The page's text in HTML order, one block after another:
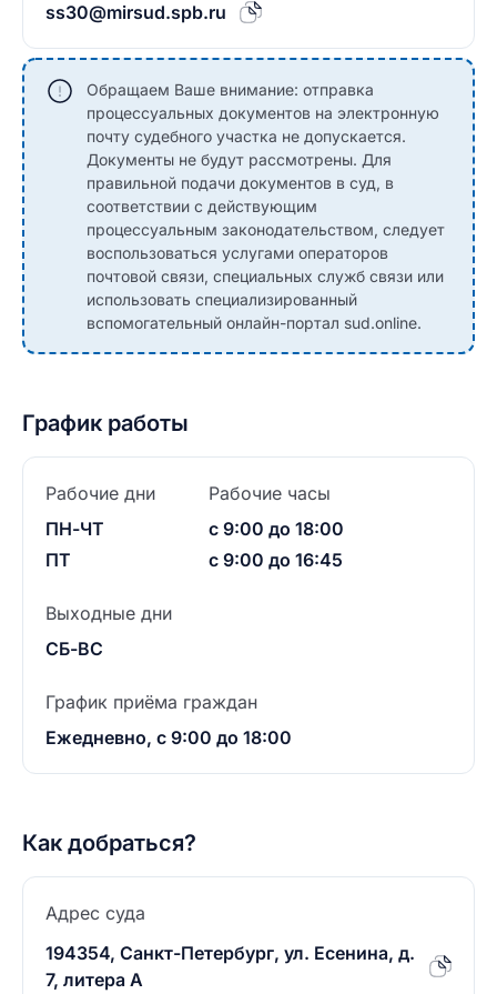
ss30@mirsud.spb.ru
Обращаем Ваше внимание: отправка
процессуальных документов на электронную
почту судебного участка не допускается.
Документы не будут рассмотрены. Для
правильной подачи документов в суд, в
соответствии с действующим
процессуальным законодательством, следует
воспользоваться услугами операторов
почтовой связи, специальных служб связи или
использовать специализированный
вспомогательный онлайн-портал sud.online.
График работы
Рабочие дни
ПН-ЧТ
ПТ
Рабочие часы
с 9:00 до 18:00
с 9:00 до 16:45
Выходные дни
СБ-ВС
График приёма граждан
Ежедневно, с 9:00 до 18:00
Как добраться?
Адрес суда
194354, Санкт-Петербург, ул. Есенина, д.
7, литера А